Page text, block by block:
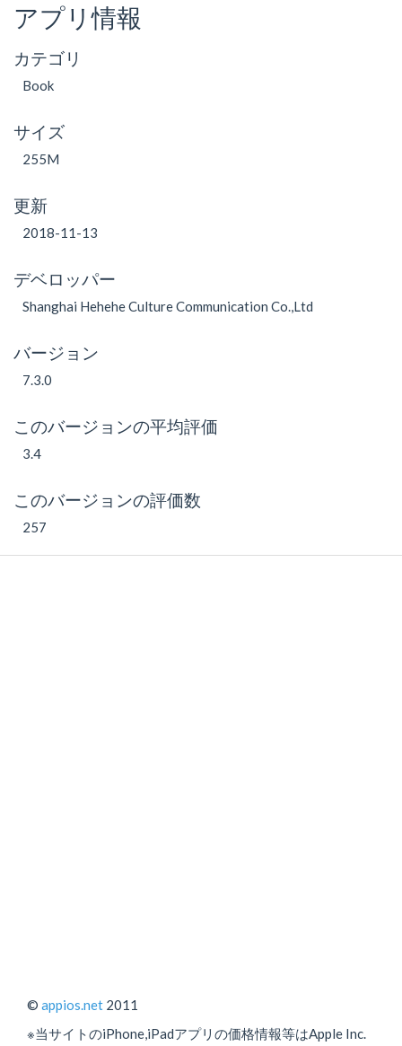
アプリ情報
カテゴリ
Book
サイズ
255M
更新
2018-11-13
デベロッパー
Shanghai Hehehe Culture Communication Co.,Ltd
バージョン
7.3.0
このバージョンの平均評価
3.4
このバージョンの評価数
257
© appios.net 2011
※当サイトのiPhone,iPadアプリの価格情報等はApple Inc.